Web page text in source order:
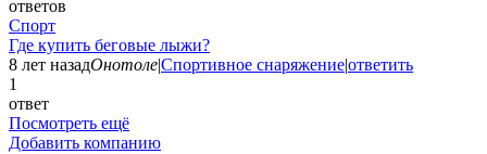
ответов
Спорт
Где купить беговые лыжи?
8 лет назадОнотоле|Спортивное снаряжение|ответить
1
ответ
Посмотреть ещё
Добавить компанию